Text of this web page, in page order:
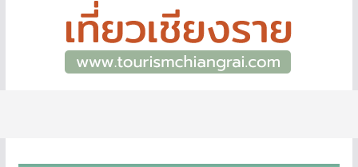
จ.เชียงราย ที่ไม่ควรพลาด!
12–16 ส.ค.นี้ เตรียมพบกับมหกรรมสุด
ยิ่งใหญ่แห่งปี “อุตสาหกรรมแฟร์ ล้านนา
ตะวันออก 2026”
ผู้ว่าฯ เชียงราย เยี่ยมชม “ป๊ะกาด Vol.2”